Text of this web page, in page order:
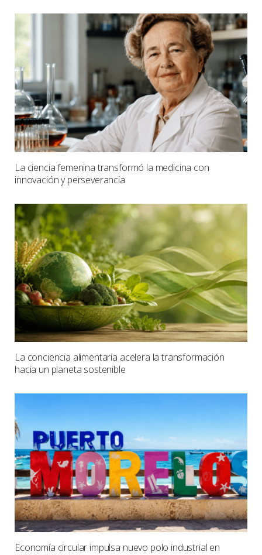
La ciencia femenina transformó la medicina con
innovación y perseverancia
La conciencia alimentaria acelera la transformación
hacia un planeta sostenible
Economía circular impulsa nuevo polo industrial en